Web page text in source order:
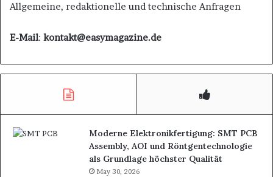
Allgemeine, redaktionelle und technische Anfragen
E-Mail: kontakt@easymagazine.de
Moderne Elektronikfertigung: SMT PCB
Assembly, AOI und Röntgentechnologie
als Grundlage höchster Qualität
May 30, 2026